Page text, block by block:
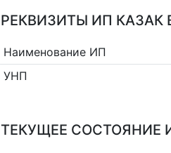
РЕКВИЗИТЫ ИП КАЗАК
Наименование ИП
УНП
ТЕКУЩЕЕ СОСТОЯНИЕ